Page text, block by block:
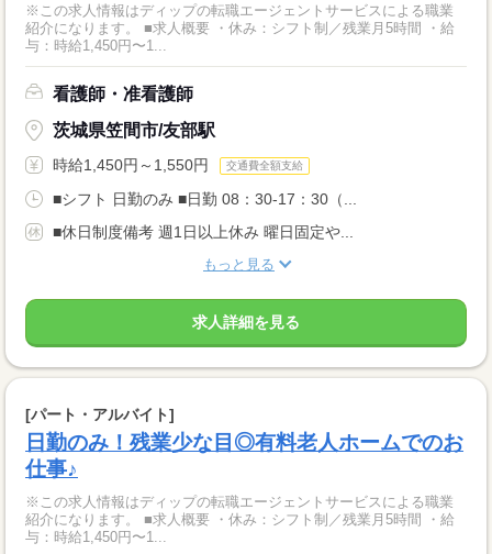
※この求人情報はディップの転職エージェントサービスによる職業
紹介になります。 ■求人概要 ・休み：シフト制／残業月5時間 ・給
与：時給1,450円〜1...
看護師・准看護師
茨城県笠間市/友部駅
時給1,450円～1,550円 交通費全額支給
■シフト 日勤のみ ■日勤 08：30-17：30（...
■休日制度備考 週1日以上休み 曜日固定や...
もっと見る
求人詳細を見る
[パート・アルバイト]
日勤のみ！残業少な目◎有料老人ホームでのお
仕事♪
※この求人情報はディップの転職エージェントサービスによる職業
紹介になります。 ■求人概要 ・休み：シフト制／残業月5時間 ・給
与：時給1,450円〜1...